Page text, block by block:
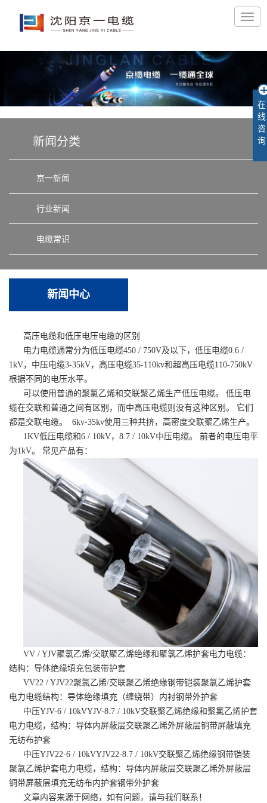
新闻分类
京一新闻
行业新闻
电缆常识
新闻中心
高压电缆和低压电压电缆的区别
电力电缆通常分为低压电缆450 / 750V及以下，低压电缆0.6 /
1kV，中压电缆3-35kV，高压电缆35-110kv和超高压电缆110-750kV
根据不同的电压水平。
可以使用普通的聚氯乙烯和交联聚乙烯生产低压电缆。 低压电
缆在交联和普通之间有区别，而中高压电缆则没有这种区别。 它们
都是交联电缆。 6kv-35kv使用三种共挤，高密度交联聚乙烯生产。
1KV低压电缆和6 / 10kV，8.7 / 10kV中压电缆。 前者的电压电平
为1kV。 常见产品有：
VV / YJV聚氯乙烯/交联聚乙烯绝缘和聚氯乙烯护套电力电缆：
结构：导体绝缘填充包装带护套
VV22 / YJV22聚氯乙烯/交联聚乙烯绝缘钢带铠装聚氯乙烯护套
电力电缆结构：导体绝缘填充（缠绕带）内衬钢带外护套
中压YJV-6 / 10kVYJV-8.7 / 10kV交联聚乙烯绝缘和聚氯乙烯护套
电力电缆，结构：导体内屏蔽层交联聚乙烯外屏蔽层铜带屏蔽填充
无纺布护套
中压YJV22-6 / 10kVYJV22-8.7 / 10kV交联聚乙烯绝缘钢带铠装
聚氯乙烯护套电力电缆，结构：导体内屏蔽层交联聚乙烯外屏蔽层
铜带屏蔽层填充无纺布内护套钢带外护套
文章内容来源于网络，如有问题，请与我们联系！
在
线
咨
询